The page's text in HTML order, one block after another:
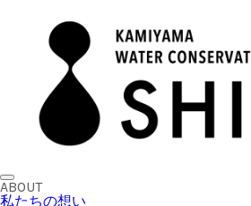
ABOUT
私たちの想い